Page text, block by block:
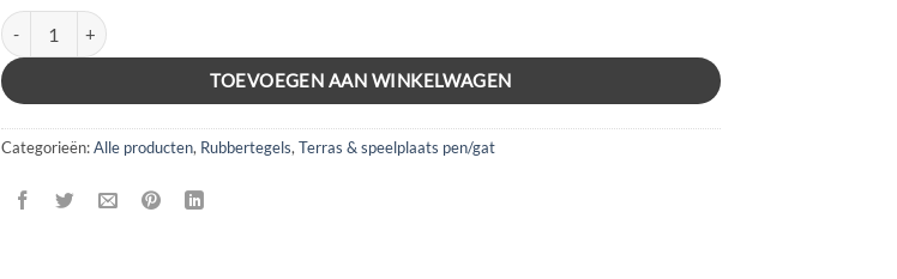
T/PG 50x50x8 cm – Groen aantal
TOEVOEGEN AAN WINKELWAGEN
Categorieën:Alle producten, Rubbertegels,Terras & speelplaats pen/gat